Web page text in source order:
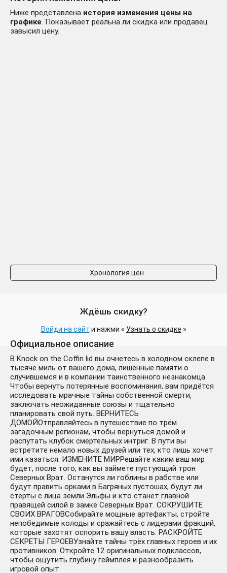
Ниже представлена история изменения цены на
графике. Показывает реальна ли скидка или продавец
завысил цену.
Хронология цен
Ждёшь скидку?
Войди на сайт и нажми « Узнать о скидке »
Официальное описание
В Knock on the Coffin lid вы очнетесь в холодном склепе в
тысяче миль от вашего дома, лишенные памяти о
случившемся и в компании таинственного незнакомца.
Чтобы вернуть потерянные воспоминания, вам придётся
исследовать мрачные тайны собственной смерти,
заключать неожиданные союзы и тщательно
планировать свой путь. ВЕРНИТЕСЬ
ДОМОЙОтправляйтесь в путешествие по трём
загадочным регионам, чтобы вернуться домой и
распутать клубок смертельных интриг. В пути вы
встретите немало новых друзей или тех, кто лишь хочет
ими казаться. ИЗМЕНИТЕ МИРРешайте каким ваш мир
будет, после того, как вы займете пустующий трон
Северных Врат. Останутся ли гоблины в рабстве или
будут править орками в Багряных пустошах, будут ли
стерты с лица земли Эльфы и кто станет главной
правящей силой в замке Северных Врат. СОКРУШИТЕ
СВОИХ ВРАГОВСобирайте мощные артефакты, стройте
непобедимые колоды и сражайтесь с лидерами фракций,
которые захотят оспорить вашу власть. РАСКРОЙТЕ
СЕКРЕТЫ ГЕРОЕВУзнайте тайны трёх главных героев и их
противников. Откройте 12 оригинальных подклассов,
чтобы ощутить глубину геймплея и разнообразить
игровой опыт.